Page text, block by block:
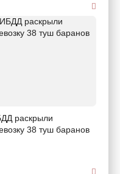
раскрыли
38 туш баранов